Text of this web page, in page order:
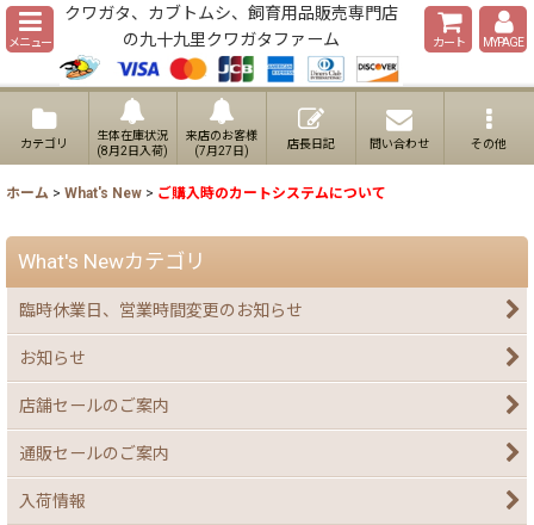
メニュー
クワガタ、カブトムシ、飼育用品販売専門店
の九十九里クワガタファーム
カート MYPAGE
カテゴリ
生体在庫状況
(8月2日入荷)
来店のお客様
(7月27日)
店長日記 問い合わせ その他
ホーム > What's New > ご購入時のカートシステムについて
What's Newカテゴリ
臨時休業日、営業時間変更のお知らせ
お知らせ
店舗セールのご案内
通販セールのご案内
入荷情報